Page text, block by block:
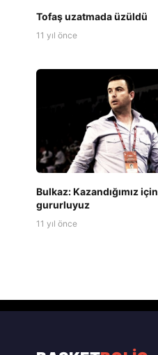
Tofaş uzatmada üzüldü
11 yıl önce
Bulkaz: Kazandığımız için
gururluyuz
11 yıl önce